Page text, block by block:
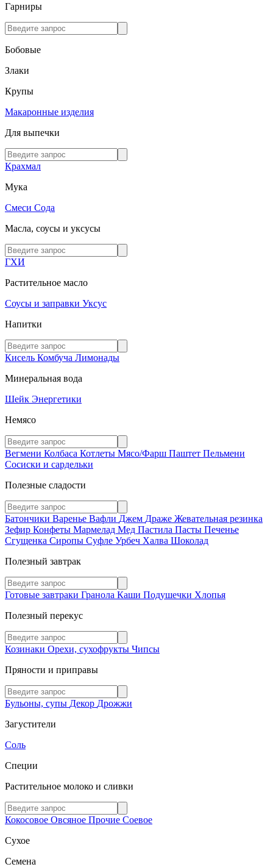
Гарниры
Бобовые
Злаки
Крупы
Макаронные изделия
Для выпечки
Крахмал
Мука
Смеси Сода
Масла, соусы и уксусы
ГХИ
Растительное масло
Соусы и заправки Уксус
Напитки
Кисель Комбуча Лимонады
Минеральная вода
Шейк Энергетики
Немясо
Вегмени Колбаса Котлеты Мясо/Фарш Паштет Пельмени
Сосиски и сардельки
Полезные сладости
Батончики Варенье Вафли Джем Драже Жевательная резинка
Зефир Конфеты Мармелад Мед Пастила Пасты Печенье
Сгущенка Сиропы Суфле Урбеч Халва Шоколад
Полезный завтрак
Готовые завтраки Гранола Каши Подушечки Хлопья
Полезный перекус
Козинаки Орехи, сухофрукты Чипсы
Пряности и приправы
Бульоны, супы Декор Дрожжи
Загустители
Соль
Специи
Растительное молоко и сливки
Кокосовое Овсяное Прочие Соевое
Сухое
Семена